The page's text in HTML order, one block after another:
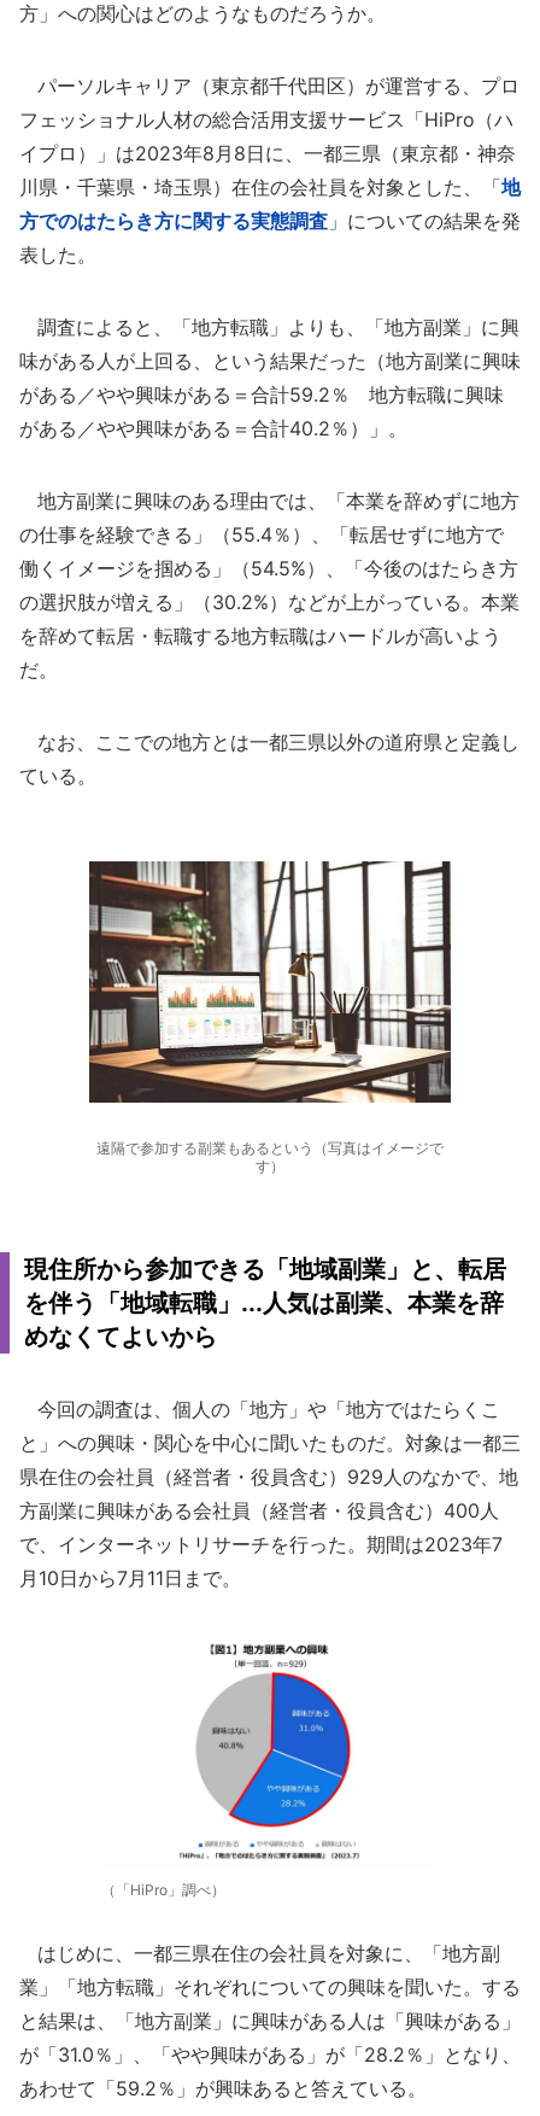
方」への関心はどのようなものだろうか。
パーソルキャリア（東京都千代田区）が運営する、プロ
フェッショナル人材の総合活用支援サービス「HiPro（ハ
イプロ）」は2023年8月8日に、一都三県（東京都・神奈
川県・千葉県・埼玉県）在住の会社員を対象とした、「地
方でのはたらき方に関する実態調査 」についての結果を発
表した。
調査によると、「地方転職」よりも、「地方副業」に興
味がある人が上回る、という結果だった（地方副業に興味
がある／やや興味がある＝合計59.2％ 地方転職に興味
がある／やや興味がある＝合計40.2％）」。
地方副業に興味のある理由では、「本業を辞めずに地方
の仕事を経験できる」（55.4％）、「転居せずに地方で
働くイメージを掴める」（54.5%）、「今後のはたらき方
の選択肢が増える」（30.2%）などが上がっている。本業
を辞めて転居・転職する地方転職はハードルが高いよう
だ。
なお、ここでの地方とは一都三県以外の道府県と定義し
ている。
遠隔で参加する副業もあるという（写真はイメージで
す）
現住所から参加できる「地域副業」と、転居
を伴う「地域転職」...人気は副業、本業を辞
めなくてよいから
今回の調査は、個人の「地方」や「地方ではたらくこ
と」への興味・関心を中心に聞いたものだ。対象は一都三
県在住の会社員（経営者・役員含む）929人のなかで、地
方副業に興味がある会社員（経営者・役員含む）400人
で、インターネットリサーチを行った。期間は2023年7
月10日から7月11日まで。
（「HiPro」調べ）
はじめに、一都三県在住の会社員を対象に、「地方副
業」「地方転職」それぞれについての興味を聞いた。する
と結果は、「地方副業」に興味がある人は「興味がある」
が「31.0％」、「やや興味がある」が「28.2％」となり、
あわせて「59.2％」が興味あると答えている。